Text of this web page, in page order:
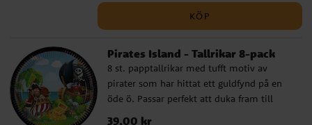
KÖP
Pirates Island - Tallrikar 8-pack
8 st. papptallrikar med tufft motiv av
pirater som har hittat ett guldfynd på en
öde ö. Passar perfekt att duka fram till
Pris:39,00 kr
39,00 kr